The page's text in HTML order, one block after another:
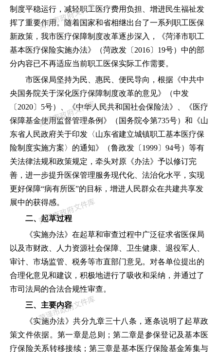
制度平稳运行，减轻职工医疗费用负担、增进民生福祉发
挥了重要作用。随着国家和省相继出台了一系列职工医保
新政策，我市医疗保障制度改革逐步深入，《菏泽市职工
基本医疗保险实施办法》（菏政发〔2016〕19号）中的部
分内容已不再适应当前职工医保实际工作需要。
市医保局坚持为民、惠民、便民导向，根据《中共中
央国务院关于深化医疗保障制度改革的意见》（中发
〔 2020〕5号）、《中华人民共和国社会保险法》、《医疗
保障基金使用监督管理条例》（国务院令第735号）和《山
东省人民政府关于印发〈山东省建立城镇职工基本医疗保
险制度实施方案〉的通知》（鲁政发〔1999〕94号）等有
关法律法规和政策规定，牵头对原《办法》予以修订完
善，进一步提升医保管理服务现代化、法治化水平，实现
更好保障“病有所医”的目标，增进人民群众在共建共享发
展中的获得感。
二、起草过程
《实施办法》在起草和审查过程中广泛征求省医保局
以及市财政、人力资源社会保障、卫生健康、退役军人、
审计、市场监管、税务等市直部门意见。对各单位提出的
合理化意见和建议，积极地进行了吸收和采纳，并通过了
市司法局的合法合规性审查。
三、主要内容
《实施办法》共分九章三十八条，逐条说明了起草政
策文件依据。 第一章是总则；第二章是参保登记及基本医
疗保险关系转移接续；第三章是基本医疗保险基金筹集与